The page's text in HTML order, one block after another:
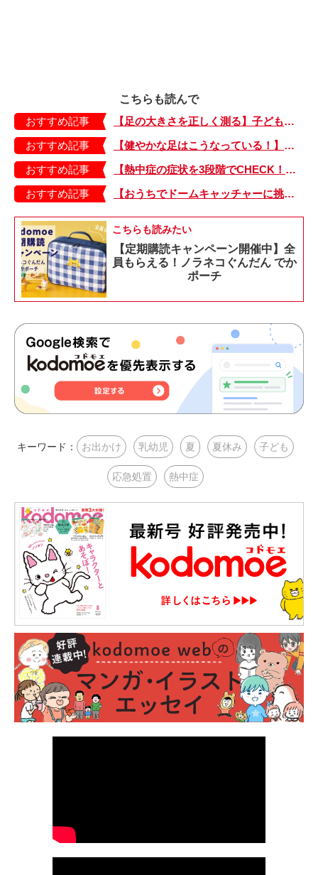
こちらも読んで
おすすめ記事
【足の大きさを正しく測る】子どもの靴の最適サイズは？ 月に1回は測り直そう！
おすすめ記事
【健やかな足はこうなっている！】「疲れた！ 抱っこ！」は靴のせい？ 子どもの足を育てる「足育」を今日からさっそく始めましょう！
おすすめ記事
【熱中症の症状を3段階でCHECK！】症状が軽い順にⅠ～Ⅲ度に分類。この症状が出ていたら、医療機関に連絡を！
おすすめ記事
【おうちでドームキャッチャーに挑戦だ】アンパンマン わくわくドームキャッチャー
こちらも読みたい
【定期購読キャンペーン開催中】全
員もらえる！ノラネコぐんだん でか
ポーチ
キーワード： お出かけ 乳幼児 夏 夏休み 子ども
応急処置 熱中症